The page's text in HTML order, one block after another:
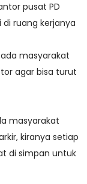
pusat PD
di ruang kerjanya
masyarakat
agar bisa turut
masyarakat
kiranya setiap
di simpan untuk